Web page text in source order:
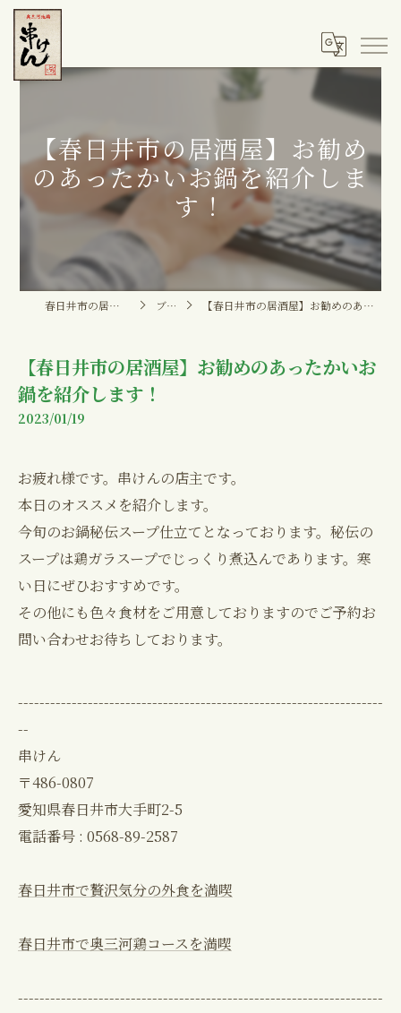
【春日井市の居酒屋】お勧め
のあったかいお鍋を紹介しま
す！
春日井市の居酒屋なら串けん ブログ 【春日井市の居酒屋】お勧めのあったかいお鍋を紹介します！
【春日井市の居酒屋】お勧めのあったかいお
鍋を紹介します！
2023/01/19
お疲れ様です。串けんの店主です。
本日のオススメを紹介します。
今旬のお鍋秘伝スープ仕立てとなっております。秘伝の
スープは鶏ガラスープでじっくり煮込んであります。寒
い日にぜひおすすめです。
その他にも色々食材をご用意しておりますのでご予約お
問い合わせお待ちしております。
--------------------------------------------------------------------
--
串けん
〒486-0807
愛知県春日井市大手町2-5
電話番号 : 0568-89-2587
春日井市で贅沢気分の外食を満喫
春日井市で奥三河鶏コースを満喫
--------------------------------------------------------------------